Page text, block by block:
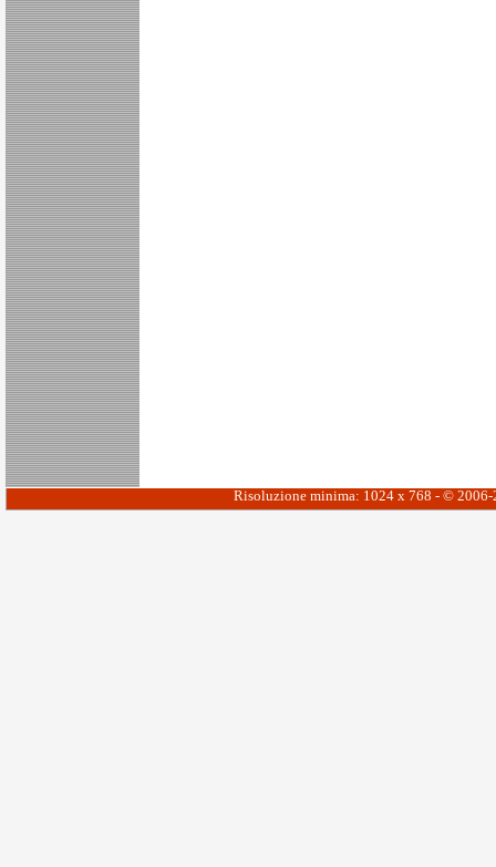
Risoluzione minima: 1024 x 768 - ©